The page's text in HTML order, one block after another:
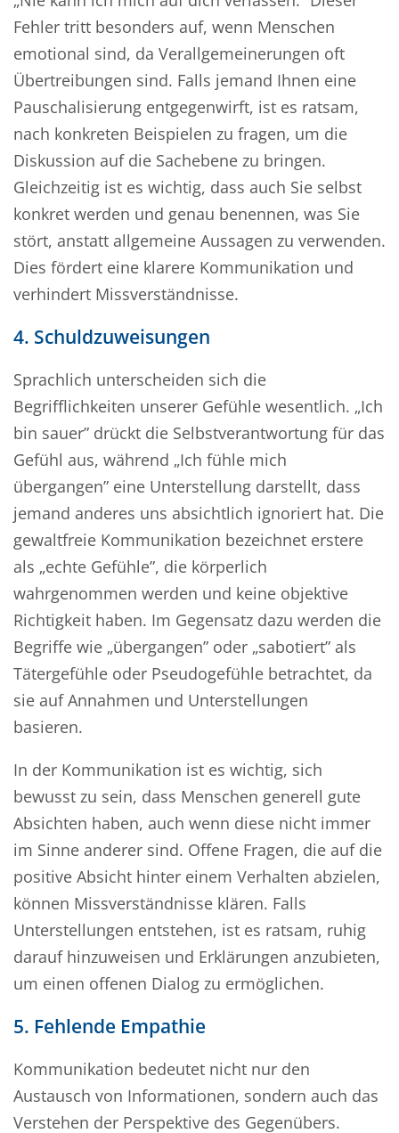
Fehler tritt besonders auf, wenn Menschen
emotional sind, da Verallgemeinerungen oft
Übertreibungen sind. Falls jemand Ihnen eine
Pauschalisierung entgegenwirft, ist es ratsam,
nach konkreten Beispielen zu fragen, um die
Diskussion auf die Sachebene zu bringen.
Gleichzeitig ist es wichtig, dass auch Sie selbst
konkret werden und genau benennen, was Sie
stört, anstatt allgemeine Aussagen zu verwenden.
Dies fördert eine klarere Kommunikation und
verhindert Missverständnisse.
4. Schuldzuweisungen
Sprachlich unterscheiden sich die
Begrifflichkeiten unserer Gefühle wesentlich. „Ich
bin sauer” drückt die Selbstverantwortung für das
Gefühl aus, während „Ich fühle mich
übergangen” eine Unterstellung darstellt, dass
jemand anderes uns absichtlich ignoriert hat. Die
gewaltfreie Kommunikation bezeichnet erstere
als „echte Gefühle”, die körperlich
wahrgenommen werden und keine objektive
Richtigkeit haben. Im Gegensatz dazu werden die
Begriffe wie „übergangen” oder „sabotiert” als
Tätergefühle oder Pseudogefühle betrachtet, da
sie auf Annahmen und Unterstellungen
basieren.
In der Kommunikation ist es wichtig, sich
bewusst zu sein, dass Menschen generell gute
Absichten haben, auch wenn diese nicht immer
im Sinne anderer sind. Offene Fragen, die auf die
positive Absicht hinter einem Verhalten abzielen,
können Missverständnisse klären. Falls
Unterstellungen entstehen, ist es ratsam, ruhig
darauf hinzuweisen und Erklärungen anzubieten,
um einen offenen Dialog zu ermöglichen.
5. Fehlende Empathie
Kommunikation bedeutet nicht nur den
Austausch von Informationen, sondern auch das
Verstehen der Perspektive des Gegenübers.